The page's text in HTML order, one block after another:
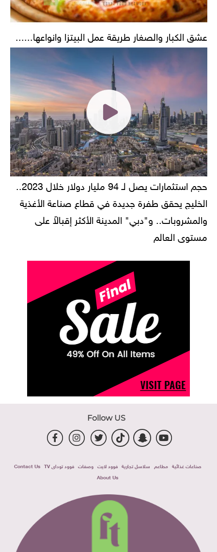
عشق الكبار والصغار طريقة عمل البيتزا وانواعها......
الخليج يحقق طفرة جديدة في قطاع صناعة الأغذية
والمشروبات.. و"دبي" المدينة الأكثر إقبالاً على
مستوى العالم
Follow US
صناعات غذائية مطاعم سلاسل تجارية فوود لايت وصفات فوود توداى TV
Contact Us
About Us